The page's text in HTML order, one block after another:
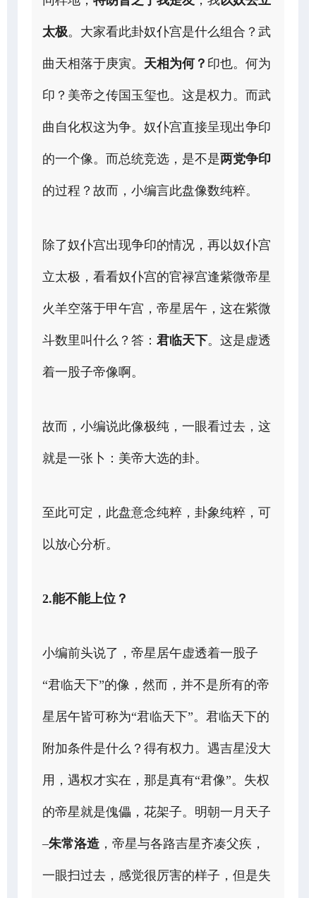
太极。大家看此卦奴仆宫是什么组合？武
曲天相落于庚寅。 天相为何？ 印也。何为
印？美帝之传国玉玺也。这是权力。而武
曲自化权这为争。奴仆宫直接呈现出争印
的一个像。而总统竞选，是不是两党争印
的过程？故而，小编言此盘像数纯粹。
除了奴仆宫出现争印的情况，再以奴仆宫
立太极，看看奴仆宫的官禄宫逢紫微帝星
火羊空落于甲午宫，帝星居午，这在紫微
斗数里叫什么？答： 君临天下。这是虚透
着一股子帝像啊。
故而，小编说此像极纯，一眼看过去，这
就是一张卜：美帝大选的卦。
至此可定，此盘意念纯粹，卦象纯粹，可
以放心分析。
2.能不能上位？
小编前头说了，帝星居午虚透着一股子
“君临天下”的像，然而，并不是所有的帝
星居午皆可称为“君临天下”。君临天下的
附加条件是什么？得有权力。遇吉星没大
用，遇权才实在，那是真有“君像”。失权
的帝星就是傀儡，花架子。明朝一月天子
–朱常洛造 ，帝星与各路吉星齐凑父疾，
一眼扫过去，感觉很厉害的样子，但是失